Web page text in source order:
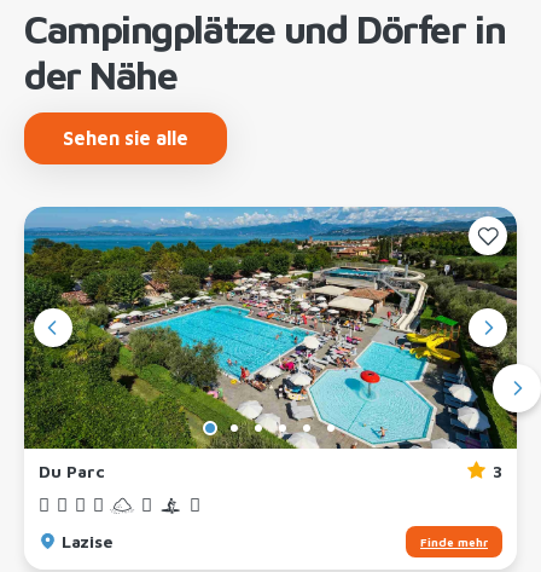
Campingplätze und Dörfer in
der Nähe
Sehen sie alle
Du Parc 3
Lazise Finde mehr